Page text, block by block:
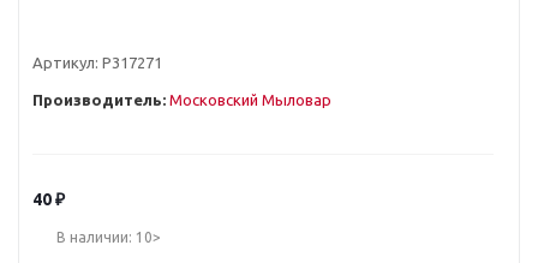
Артикул: Р317271
Производитель: Московский Мыловар
40₽
В наличии: 10>